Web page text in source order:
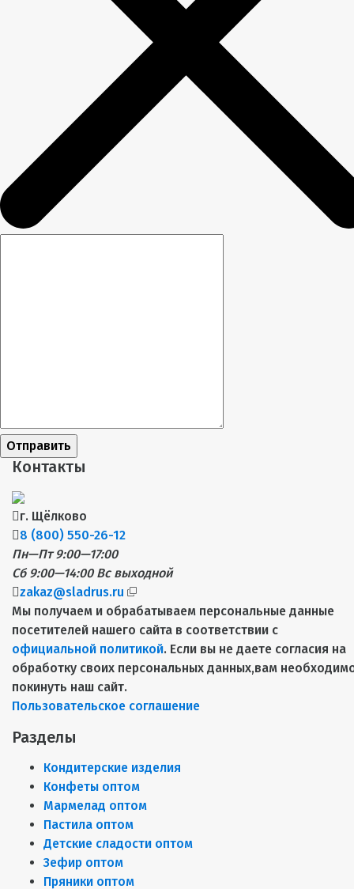
Отправить
Контакты
г. Щёлково
8 (800) 550-26-12
Пн—Пт 9:00—17:00
Сб 9:00—14:00 Вс выходной
zakaz@sladrus.ru
Мы получаем и обрабатываем персональные данные
посетителей нашего сайта в соответствии с
официальной политикой. Если вы не даете согласия на
обработку своих персональных данных,вам
покинуть наш сайт.
Пользовательское соглашение
Разделы
Кондитерские изделия
Конфеты оптом
Мармелад оптом
Пастила оптом
Детские сладости оптом
Зефир оптом
Пряники оптом